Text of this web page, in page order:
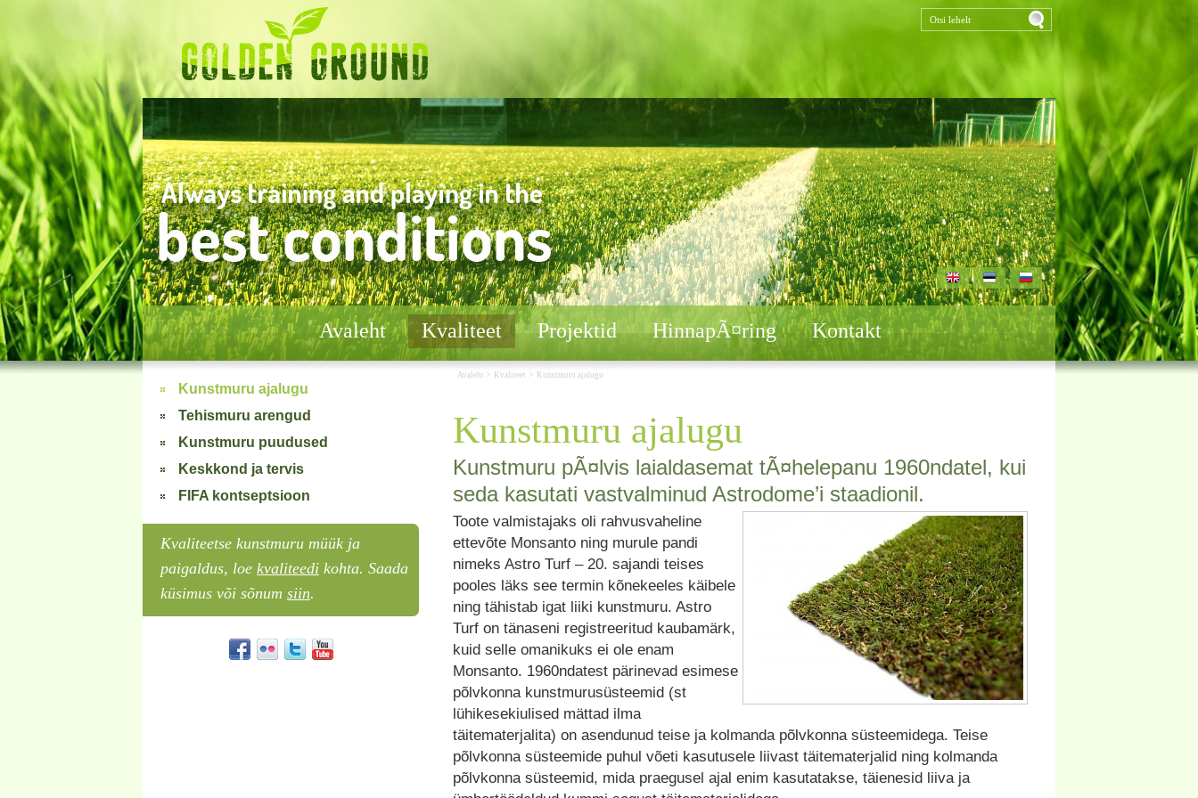
Avaleht Kvaliteet Projektid HinnapÃ¤ring Kontakt
Kunstmuru ajalugu
Tehismuru arengud
Kunstmuru puudused
Keskkond ja tervis
FIFA kontseptsioon
Avaleht > Kvaliteet > Kunstmuru ajalugu
Kunstmuru ajalugu
Kunstmuru pÃ¤lvis laialdasemat tÃ¤helepanu 1960ndatel, kui
seda kasutati vastvalminud Astrodome’i staadionil.
Toote valmistajaks oli rahvusvaheline
ettevõte Monsanto ning murule pandi
nimeks Astro Turf – 20. sajandi teises
pooles läks see termin kõnekeeles käibele
ning tähistab igat liiki kunstmuru. Astro
Turf on tänaseni registreeritud kaubamärk,
kuid selle omanikuks ei ole enam
Monsanto. 1960ndatest pärinevad esimese
põlvkonna kunstmurusüsteemid (st
lühikesekiulised mättad ilma
täitematerjalita) on asendunud teise ja kolmanda põlvkonna süsteemidega. Teise
põlvkonna süsteemide puhul võeti kasutusele liivast täitematerjalid ning kolmanda
põlvkonna süsteemid, mida praegusel ajal enim kasutatakse, täienesid liiva ja
Kvaliteetse kunstmuru müük ja
paigaldus, loe kvaliteedi kohta. Saada
küsimus või sõnum siin.